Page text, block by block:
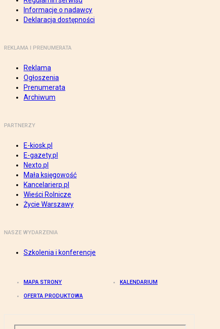
Informacje o nadawcy
Deklaracja dostępności
REKLAMA I PRENUMERATA
Reklama
Ogłoszenia
Prenumerata
Archiwum
PARTNERZY
E-kiosk.pl
E-gazety.pl
Nexto.pl
Mała księgowość
Kancelarierp.pl
Wieści Rolnicze
Życie Warszawy
NASZE WYDARZENIA
Szkolenia i konferencje
MAPA STRONY KALENDARIUM
OFERTA PRODUKTOWA